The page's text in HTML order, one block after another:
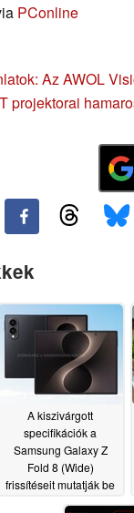
PConline
Az AWOL
projektorai
A kiszivárgott
specifikációk a
Samsung Galaxy Z
Fold 8 (Wide)
frissítéseit mutatják be
05/18/2026